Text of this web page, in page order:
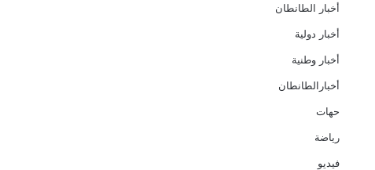
أخبار الطانطان
أخبار دولية
أخبار وطنية
أخبارالطانطان
حهات
رياضة
فيديو